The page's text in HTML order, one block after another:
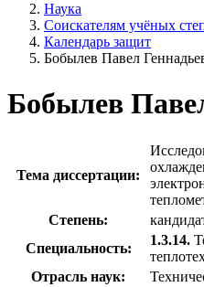
Наука
Соискателям учёных
Календарь защит
Бобылев Павел
Бобылев
Тема диссертации:
Степень:
Специальность:
1.3.14.
Отрасль наук: